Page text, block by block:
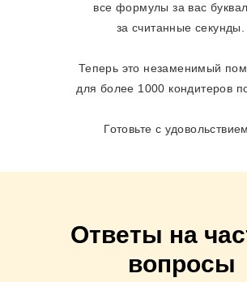
все формулы за вас
за считанные секунды.
Теперь это незаменимый
для более 1000 кондитеров
Готовьте с
Ответы на
вопросы